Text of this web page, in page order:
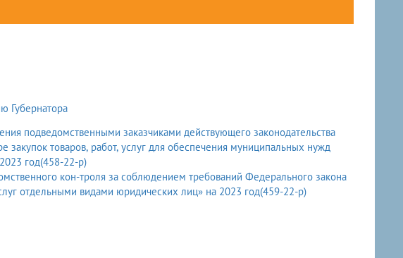
Губернатора
подведомственными заказчиками действующего законодательства
закупок товаров, работ, услуг для обеспечения муниципальных нужд
год(458-22-р)
кон-троля за соблюдением требований Федерального закона
отдельными видами юридических лиц» на 2023 год(459-22-р)